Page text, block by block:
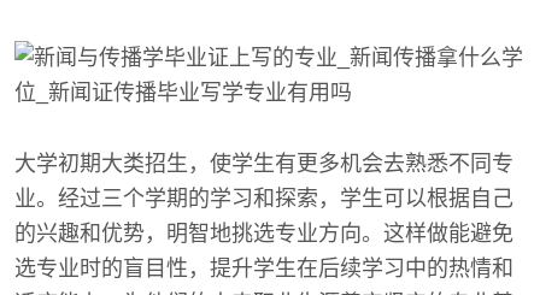
大学初期大类招生，使学生有更多机会去熟悉不同专
业。经过三个学期的学习和探索，学生可以根据自己
的兴趣和优势，明智地挑选专业方向。这样做能避免
选专业时的盲目性，提升学生在后续学习中的热情和